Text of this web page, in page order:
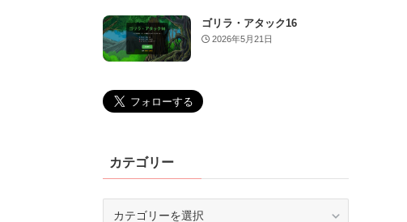
ゴリラ・アタック16
2026年5月21日
カテゴリー